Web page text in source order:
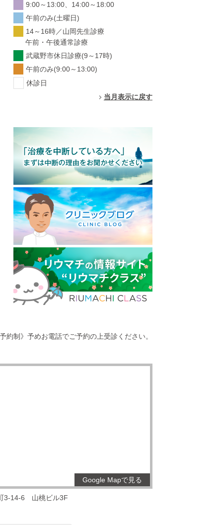
9:00～13:00、14:00～18:00
午前のみ(土曜日)
14～16時／山岡先生診療
午前・午後通常診療
武蔵野市休日診療(9～17時)
午前のみ(9:00～13:00)
休診日
当月表示に戻す
予約制》予めお電話でご予約の上受診ください。
Google Mapで見る
3-14-6
山桃ビル3F